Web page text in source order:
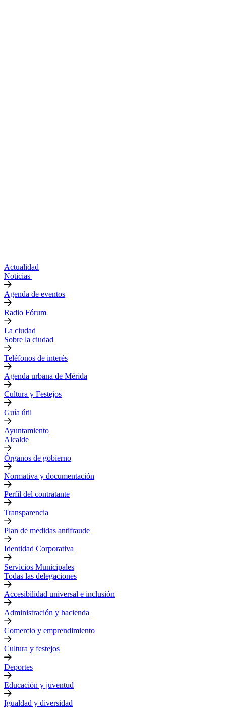
Actualidad
Noticias
Agenda de eventos
Radio Fórum
La ciudad
Sobre la ciudad
Teléfonos de interés
Agenda urbana de Mérida
Cultura y Festejos
Guía útil
Ayuntamiento
Alcalde
Órganos de gobierno
Normativa y documentación
Perfil del contratante
Transparencia
Plan de medidas antifraude
Identidad Corporativa
Servicios Municipales
Todas las delegaciones
Accesibilidad universal e inclusión
Administración y hacienda
Comercio y emprendimiento
Cultura y festejos
Deportes
Educación y juventud
Igualdad y diversidad